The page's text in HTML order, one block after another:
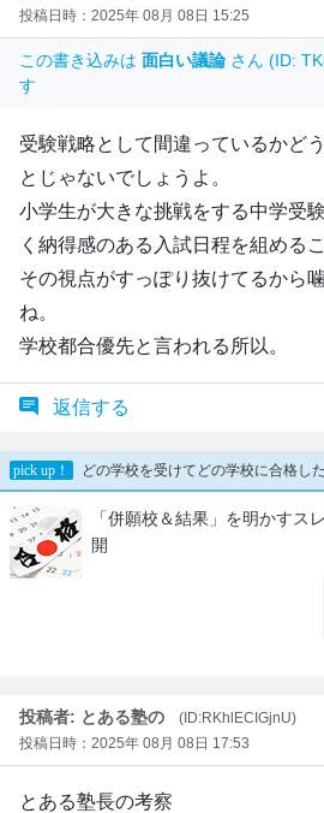
投稿日時：2025年 08月 08日 15:25
この書き込みは 面白い議論 さん (ID:
す
受験戦略として間違っているかど
とじゃないでしょうよ。
小学生が大きな挑戦をする中学受
く納得感のある入試日程を組める
その視点がすっぽり抜けてるから
ね。
学校都合優先と言われる所以。
返信する
投稿者: とある塾の
(ID:RKhlECIGjnU)
投稿日時：2025年 08月 08日 17:53
とある塾長の考察